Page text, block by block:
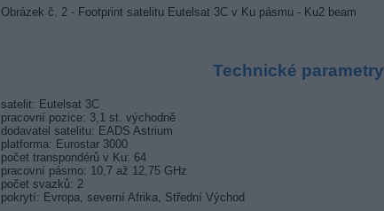
Obrázek č. 2 - Footprint satelitu Eutelsat 3C v Ku pásmu - Ku2 beam
Technické parametry
satelit: Eutelsat 3C
pracovní pozice: 3,1 st. východně
dodavatel satelitu: EADS Astrium
platforma: Eurostar 3000
počet transpondérů v Ku: 64
pracovní pásmo: 10,7 až 12,75 GHz
počet svazků: 2
pokrytí: Evropa, severní Afrika, Střední Východ